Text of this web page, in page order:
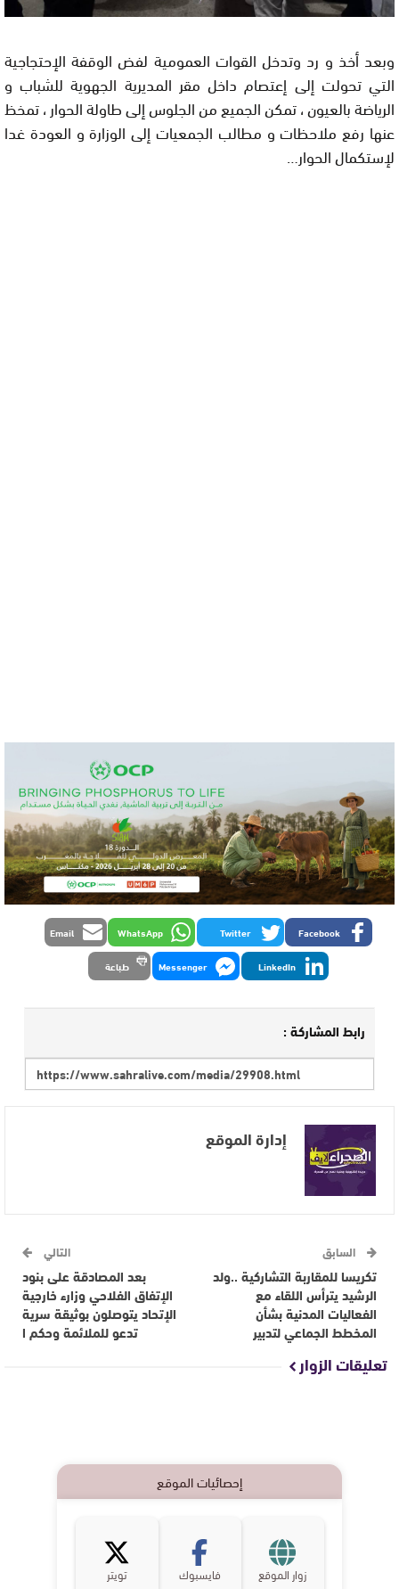
وبعد أخذ و رد وتدخل القوات العمومية لفض الوقفة الإحتجاجية
التي تحولت إلى إعتصام داخل مقر المديرية الجهوية للشباب و
الرياضة بالعيون ، تمكن الجميع من الجلوس إلى طاولة الحوار ، تمخظ
عنها رفع ملاحظات و مطالب الجمعيات إلى الوزارة و العودة غدا
لإستكمال الحوار…
Facebook
Twitter
WhatsApp
Email
LinkedIn
Messenger طباعة
رابط المشاركة :
إدارة الموقع
السابق
تكريسا للمقاربة التشاركية ..ولد
الرشيد يترأس اللقاء مع
الفعاليات المدنية بشأن
المخطط الجماعي لتدبير
التالي
بعد المصادقة على بنود
الإتفاق الفلاحي وزارء خارجية
الإتحاد يتوصلون بوثيقة سرية
تدعو للملائمة وحكم ا
تعليقات الزوار
إحصائيات الموقع
زوار الموقع فايسبوك تويتر